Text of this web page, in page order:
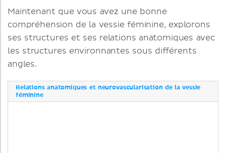
Maintenant que vous avez une bonne
compréhension de la vessie féminine, explorons
ses structures et ses relations anatomiques avec
les structures environnantes sous différents
angles.
Relations anatomiques et neurovascularisation de la vessie
féminine